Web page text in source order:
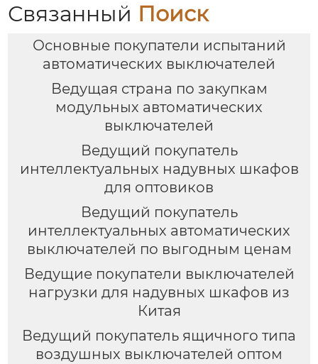
Связанный Поиск
Основные покупатели испытаний
автоматических выключателей
Ведущая страна по закупкам
модульных автоматических
выключателей
Ведущий покупатель
интеллектуальных надувных шкафов
для оптовиков
Ведущий покупатель
интеллектуальных автоматических
выключателей по выгодным ценам
Ведущие покупатели выключателей
нагрузки для надувных шкафов из
Китая
Ведущий покупатель ящичного типа
воздушных выключателей оптом